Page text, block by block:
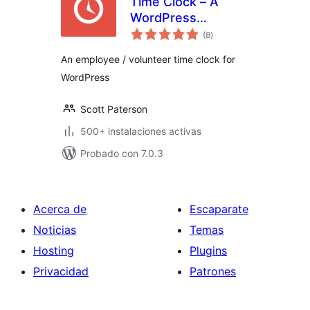
WordPress
Employee &
Clock Plugin
(8total
de
)
An employee / volunteer time clock for
WordPress
Scott Paterson
500+ instalaciones activas
Probado con 7.0.3
Acerca de
Noticias
Hosting
Privacidad
Escaparate
Temas
Plugins
Patrones